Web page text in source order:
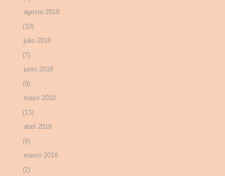
agosto 2018
(10)
julio 2018
(7)
junio 2018
(9)
mayo 2018
(13)
abril 2018
(8)
marzo 2018
(2)